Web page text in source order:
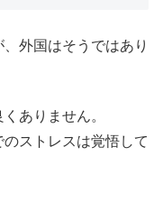
外国はそうではあり
ありません。
ストレスは覚悟して